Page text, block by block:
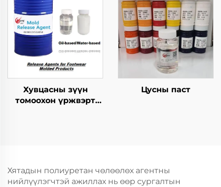
Хувцасны зүүн
томоохон үржвэрт
Цусны паст
Хятадын полиуретан чөлөөлөх агентны
нийлүүлэгчтэй ажиллах нь өөр сургалтын